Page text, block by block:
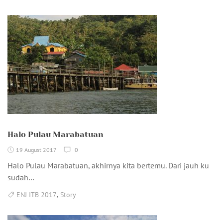
Halo Pulau Marabatuan
19 August 2017 0
Halo Pulau Marabatuan, akhirnya kita bertemu. Dari jauh ku
sudah…
ENJ ITB 2017, Story